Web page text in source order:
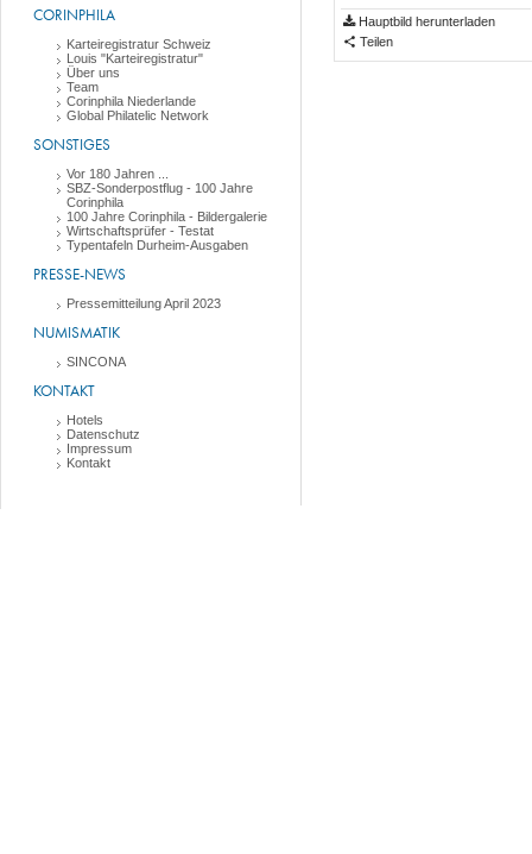
CORINPHILA
Karteiregistratur Schweiz
Louis "Karteiregistratur"
Über uns
Team
Corinphila Niederlande
Global Philatelic Network
SONSTIGES
Vor 180 Jahren ...
SBZ-Sonderpostflug - 100 Jahre
Corinphila
100 Jahre Corinphila - Bildergalerie
Wirtschaftsprüfer - Testat
Typentafeln Durheim-Ausgaben
PRESSE-NEWS
Pressemitteilung April 2023
NUMISMATIK
SINCONA
KONTAKT
Hotels
Datenschutz
Impressum
Kontakt
Hauptbild herunterladen
Teilen